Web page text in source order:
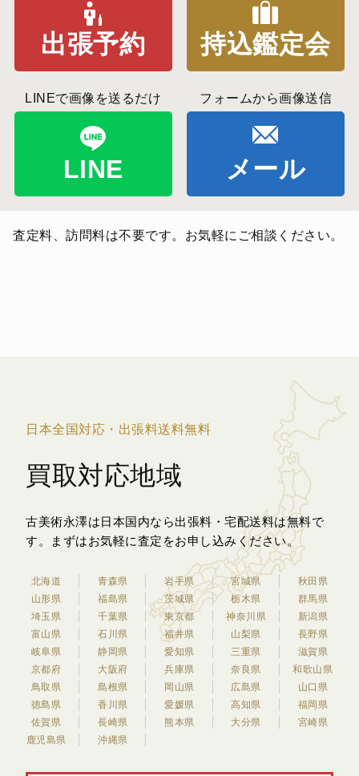
出張予約 持込鑑定会
LINEで画像を送るだけ
LINE
フォームから画像送信
メール
査定料、訪問料は不要です。お気軽にご相談ください。
日本全国対応・出張料送料無料
買取対応地域
古美術永澤は日本国内なら出張料・宅配送料は無料で
す。
まずはお気軽に査定をお申し込みください。
北海道 青森県 岩手県 宮城県
秋田県
山形県
福島県 茨城県 栃木県
群馬県
埼玉県
千葉県 東京都 神奈川県
新潟県
富山県
石川県 福井県 山梨県
長野県
岐阜県
静岡県 愛知県 三重県
滋賀県
京都府
大阪府 兵庫県 奈良県
和歌山県
鳥取県
島根県 岡山県 広島県
山口県
徳島県
香川県 愛媛県 高知県
福岡県
佐賀県
長崎県 熊本県 大分県
宮崎県
鹿児島県
沖縄県